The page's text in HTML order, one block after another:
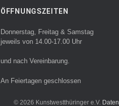
ÖFFNUNGSZEITEN
Donnerstag, Freitag & Samstag
jeweils von 14.00-17.00 Uhr
und nach Vereinbarung.
An Feiertagen geschlossen
© 2026 Kunstwestthüringer e.V.